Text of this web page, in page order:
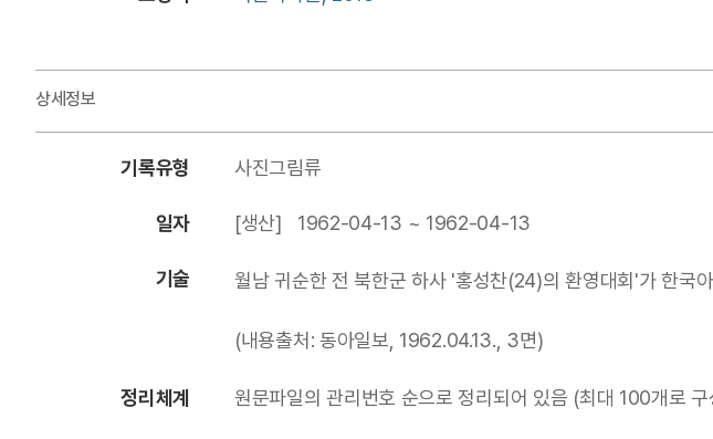
상세정보
기록유형 사진그림류
일자 [생산] 1962-04-13 ~ 1962-04-13
기술 월남 귀순한 전 북한군 하사 '홍성찬(24)의 환영대회'가 한국
(내용출처: 동아일보, 1962.04.13., 3면)
정리체계 원문파일의 관리번호 순으로 정리되어 있음 (최대 100개로 구